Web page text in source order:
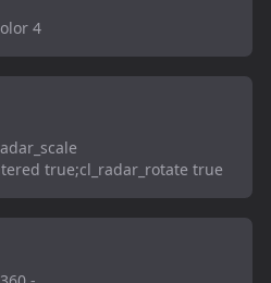
4
true;cl_radar_rotate true